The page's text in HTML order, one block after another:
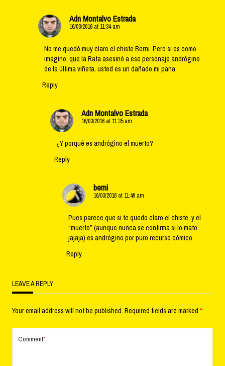
Adn Montalvo Estrada
16/03/2016 at 11:34 am
No me quedó muy claro el chiste Berni. Pero si es como
imagino, que la Rata asesinó a ese personaje andrógino
de la última viñeta, usted es un dañado mi pana.
Reply
Adn Montalvo Estrada
16/03/2016 at 11:35 am
¿Y porqué es andrógino el muerto?
Reply
berni
16/03/2016 at 11:49 am
Pues parece que si te quedo claro el chiste, y el
“muerto” (aunque nunca se confirma si lo mato
jajaja) es andrógino por puro recurso cómico.
Reply
LEAVE A REPLY
Your email address will not be published. Required fields are marked *
Comment*